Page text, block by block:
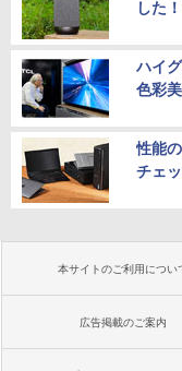
した！
ハイ
色彩
性能
チェッ
本サイトのご利用につい
広告掲載のご案内